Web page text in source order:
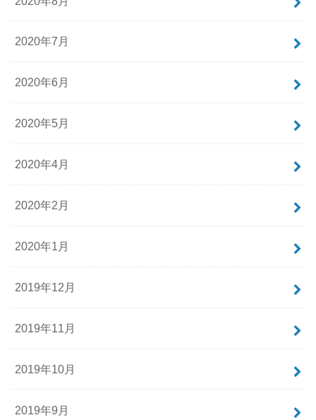
2020年7月
2020年6月
2020年5月
2020年4月
2020年2月
2020年1月
2019年12月
2019年11月
2019年10月
2019年9月